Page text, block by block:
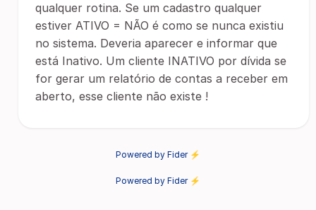
qualquer rotina. Se um cadastro qualquer
estiver ATIVO = NÃO é como se nunca existiu
no sistema. Deveria aparecer e informar que
está Inativo. Um cliente INATIVO por dívida se
for gerar um relatório de contas a receber em
aberto, esse cliente não existe !
Powered by Fider ⚡
Powered by Fider ⚡